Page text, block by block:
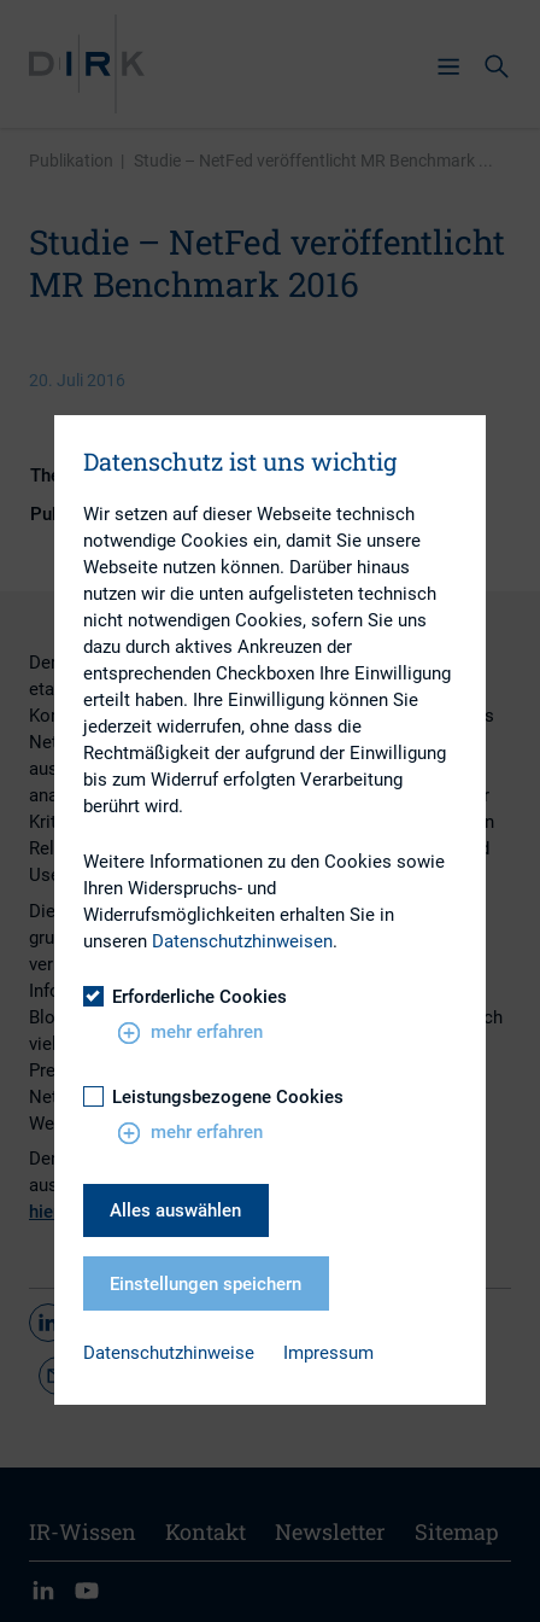
Publikation | Studie – NetFed veröffentlicht MR Benchmark ...
Studie – NetFed veröffentlicht
MR Benchmark 2016
20. Juli 2016
Themengebiete
Digitalisierung, IR-Kompetenz
Publikationsform
Externe Publikationen
Der Media Relations Benchmark von NetFed ist eine fest
etablierte jährliche Studie zum Status quo digitaler MR-
Kommunikation. Für den aktuellen MR Benchmark hat das
NetFed-Team die Media-Relations-Websites von 75
ausgewählten großen Unternehmen mit Konzernstruktur
analysiert und hinsichtlich 72 unterschiedlich gewichteter
Kriterien untersucht. Die Kriterien sind den drei Kategorien
Relationship Management, Informationsmanagement und
User Experience zugeordnet.
Die Ergebnisse zeigen, dass viele Unternehmen ihre
grundlegenden Hausaufgaben gemacht haben. Allerdings
verlinken die wenigsten Unternehmen auf externe
Informationen und benennen keine Ansprechpartner für
Blogger. Grundlegende technische Funktionen werden noch
viel zu wenig eingesetzt: Nach Tags sortierte
Pressemitteilungen, Sharefunktionen mit sozialen
Netzwerken oder Twitter-Walls im MR-Bereich suchen
Websitebesucher oftmals vergeblich.
Den MR Benchmark 2016, die Ergebnisse, Rankings,
ausführliche Informationen und Best Practices finden Sie
hier
auf der MR Benchmark-Seite von
IR-Wissen Kontakt Newsletter Sitemap
Datenschutz ist uns wichtig
Wir setzen auf dieser Webseite technisch
notwendige Cookies ein, damit Sie unsere
Webseite nutzen können. Darüber hinaus
nutzen wir die unten aufgelisteten technisch
nicht notwendigen Cookies, sofern Sie uns
dazu durch aktives Ankreuzen der
entsprechenden Checkboxen Ihre Einwilligung
erteilt haben. Ihre Einwilligung können Sie
jederzeit widerrufen, ohne dass die
Rechtmäßigkeit der aufgrund der Einwilligung
bis zum Widerruf erfolgten Verarbeitung
berührt wird.
Weitere Informationen zu den Cookies sowie
Ihren Widerspruchs- und
Widerrufsmöglichkeiten erhalten Sie in
unseren Datenschutzhinweisen.
Erforderliche Cookies
mehr erfahren
Leistungsbezogene Cookies
mehr erfahren
Alles auswählen
Einstellungen speichern
Datenschutzhinweise Impressum